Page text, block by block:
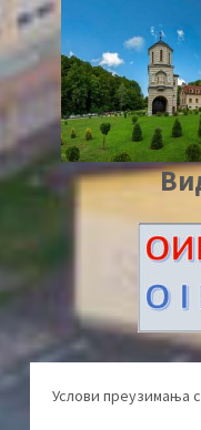
Услови преузимања